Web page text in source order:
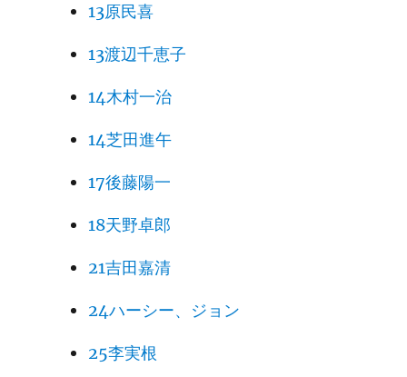
13原民喜
13渡辺千恵子
14木村一治
14芝田進午
17後藤陽一
18天野卓郎
21吉田嘉清
24ハーシー、ジョン
25李実根